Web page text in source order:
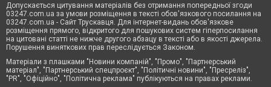
Допускається цитування матеріалів без отримання попередньої згоди
03247.com.ua за умови розміщення в тексті обов'язкового посилання на
03247.com.ua - Сайт Трускавця. Для інтернет-видань обов'язкове
розміщення прямого, відкритого для пошукових систем гіперпосилання
на цитовані статті не нижче другого абзацу в тексті або в якості джерела.
Порушення виняткових прав переслідується Законом.
Матеріали з плашками "Новини компаній", "Промо", "Партнерський
матеріал", "Партнерський спецпроєкт", "Політичні новини", "Пресреліз",
"PR", "Офіційно", "Політична реклама" публікуються на правах реклами.